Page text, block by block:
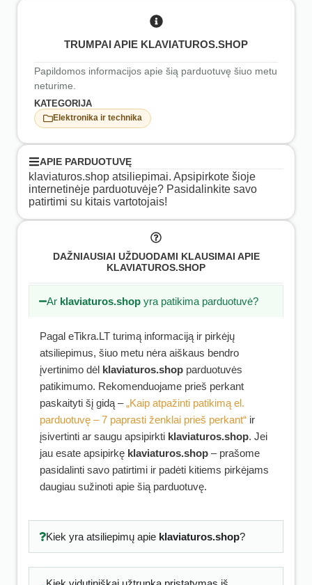
TRUMPAI APIE KLAVIATUROS.SHOP
Papildomos informacijos apie šią parduotuvę šiuo metu
neturime.
KATEGORIJA
Elektronika ir technika
APIE PARDUOTUVĘ
klaviaturos.shop atsiliepimai. Apsipirkote šioje
internetinėje parduotuvėje? Pasidalinkite savo
patirtimi su kitais vartotojais!
DAŽNIAUSIAI UŽDUODAMI KLAUSIMAI APIE
KLAVIATUROS.SHOP
Ar klaviaturos.shop yra patikima parduotuvė?
Pagal eTikra.LT turimą informaciją ir pirkėjų
atsiliepimus, šiuo metu nėra aiškaus bendro
įvertinimo dėl klaviaturos.shop parduotuvės
patikimumo. Rekomenduojame prieš perkant
paskaityti šį gidą –„Kaip atpažinti patikimą el.
parduotuvę – 7 paprasti ženklai prieš perkant“ ir
įsivertinti ar saugu apsipirkti klaviaturos.shop. Jei
jau esate apsipirkę klaviaturos.shop – prašome
pasidalinti savo patirtimi ir padėti kitiems pirkėjams
daugiau sužinoti apie šią parduotuvę.
Kiek yra atsiliepimų apie klaviaturos.shop?